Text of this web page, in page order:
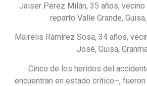
Jaiser Pérez Milán, 35 años, vecino
reparto Valle Grande, Guisa,
Mairelis Ramírez Sosa, 34 años,
José, Guisa,
Cinco de los heridos del
encuentran en estado crítico–,